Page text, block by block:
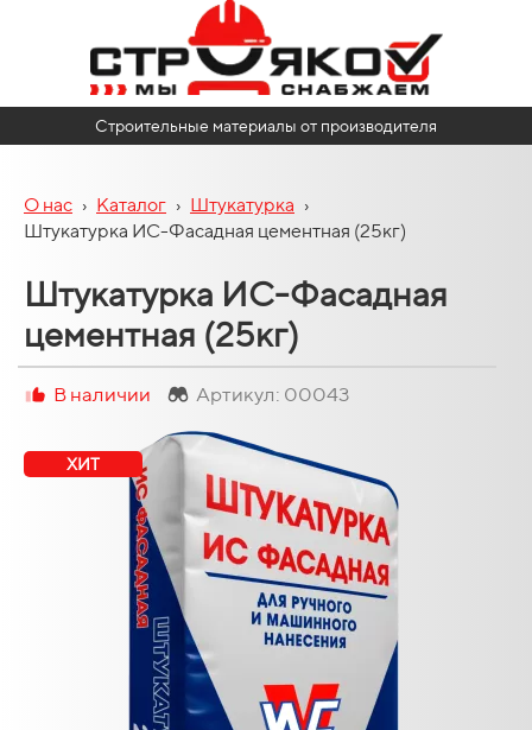
Строительные материалы от производителя
О нас › Каталог › Штукатурка ›
Штукатурка ИС-Фасадная цементная (25кг)
Штукатурка ИС-Фасадная
цементная (25кг)
ХИТ
В наличии Артикул: 00043